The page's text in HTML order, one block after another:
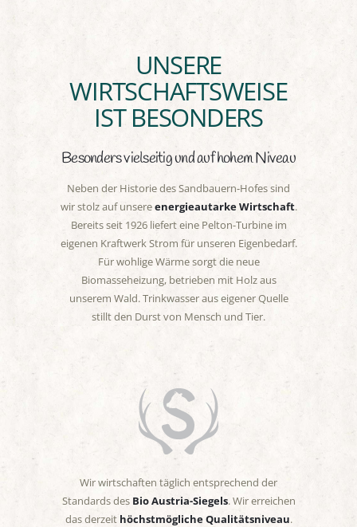
UNSERE
WIRTSCHAFTSWEISE
IST BESONDERS
Besonders vielseitig und auf hohem Niveau
Neben der Historie des Sandbauern-Hofes sind
wir stolz auf unsereenergieautarke Wirtschaft.
Bereits seit 1926 liefert eine Pelton-Turbine im
eigenen Kraftwerk Strom für unseren Eigenbedarf.
Für wohlige Wärme sorgt die neue
Biomasseheizung, betrieben mit Holz aus
unserem Wald. Trinkwasser aus eigener Quelle
stillt den Durst von Mensch und Tier.
Wir wirtschaften täglich entsprechend der
Standards des Bio Austria-Siegels. Wir erreichen
das derzeit höchstmögliche Qualitätsniveau.